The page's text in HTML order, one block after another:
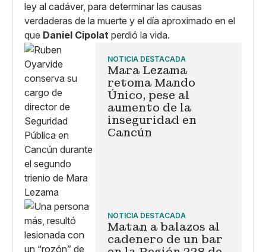
ley al cadáver, para determinar las causas
verdaderas de la muerte y el día aproximado en el
que Daniel Cipolat perdió la vida.
NOTICIA DESTACADA
Mara Lezama
retoma Mando
Único, pese al
aumento de la
inseguridad en
Cancún
NOTICIA DESTACADA
Matan a balazos al
cadenero de un bar